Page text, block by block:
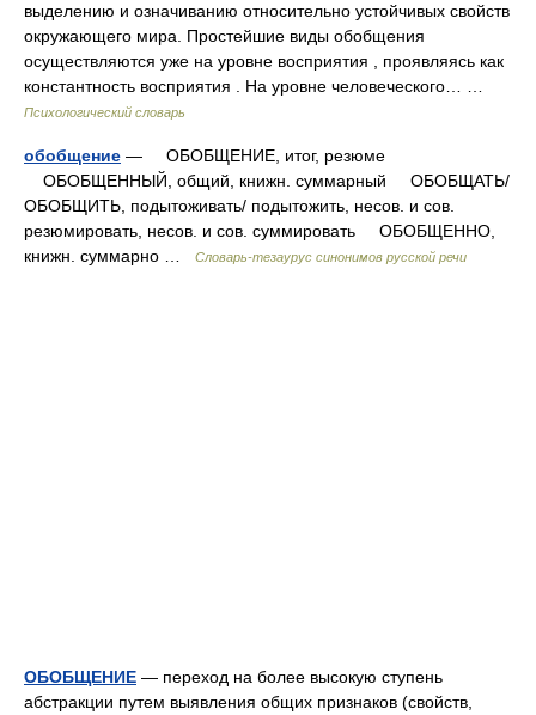
выделению и означиванию относительно устойчивых свойств
окружающего мира. Простейшие виды обобщения
осуществляются уже на уровне восприятия , проявляясь как
константность восприятия . На уровне человеческого… …
Психологический словарь
обобщение — ОБОБЩЕНИЕ, итог, резюме
ОБОБЩЕННЫЙ, общий, книжн. суммарный ОБОБЩАТЬ/
ОБОБЩИТЬ, подытоживать/ подытожить, несов. и сов.
резюмировать, несов. и сов. суммировать ОБОБЩЕННО,
книжн. суммарно …
Словарь-тезаурус синонимов русской речи
ОБОБЩЕНИЕ — переход на более высокую ступень
абстракции путем выявления общих признаков (свойств,